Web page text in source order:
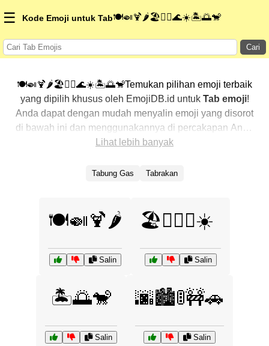
☰ Kode Emoji untuk Tab🍽️🍛🍹🌶️🏖️🏄‍♀️🌊☀️🏝️🌅🐒
Cari
🍽️🍛🍹🌶️🏖️🏄‍♀️🌊☀️🏝️🌅🐒Temukan pilihan emoji terbaik
yang dipilih khusus oleh EmojiDB.id untuk Tab emoji!
Anda dapat dengan mudah menyalin emoji yang disorot
di bawah ini dan menggunakannya di percakapan Anda
untuk menambahkan sentuhan pribadi. Kami telah
yang paling populer terlebih dahulu. Ingin lebih banyak
Lihat lebih banyak
Tabung Gas Tabrakan
🍽️🍛🍹🌶️
Salin
🏖️🏄‍♀️🌊☀️
Salin
🏝️🌅🐒
Salin
🌆🏙️🚦🚧🚗
Salin